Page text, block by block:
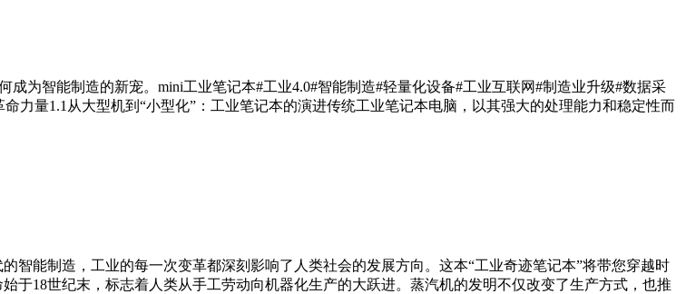
为智能制造的新宠。mini工业笔记本#工业4.0#智能制造#轻量化设备#工业互联网#制造业升级#数据采
力量1.1从大型机到“小型化”：工业笔记本的演进传统工业笔记本电脑，以其强大的处理能力和稳定性而
智能制造，工业的每一次变革都深刻影响了人类社会的发展方向。这本“工业奇迹笔记本”将带您穿越时
于18世纪末，标志着人类从手工劳动向机器化生产的大跃进。蒸汽机的发明不仅改变了生产方式，也推